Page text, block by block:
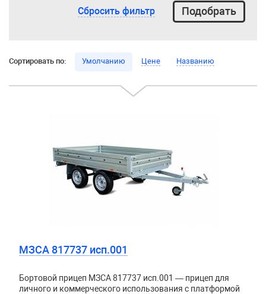
Сбросить фильтр
Сортировать по: Умолчанию Цене Названию
МЗСА 817737 исп.001
Бортовой прицеп МЗСА 817737 исп.001 — прицеп для
личного и коммерческого использования с платформой